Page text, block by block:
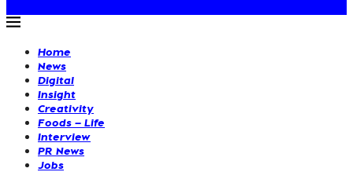
Home
News
Digital
Insight
Creativity
Foods – Life
Interview
PR News
Jobs